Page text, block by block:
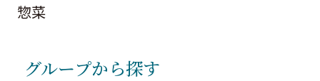
惣菜
グループから探す